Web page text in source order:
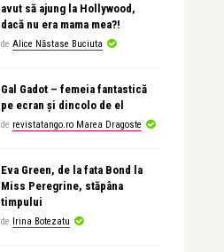
avut să ajung la Hollywood,
dacă nu era mama mea?!
de Alice Năstase Buciuta
Gal Gadot – femeia fantastică
pe ecran și dincolo de el
de revistatango.ro Marea Dragoste
Eva Green, de la fata Bond la
Miss Peregrine, stăpâna
timpului
de Irina Botezatu